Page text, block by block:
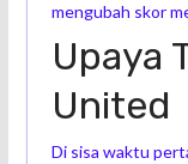
mengubah skor
Upaya
United
Di sisa waktu